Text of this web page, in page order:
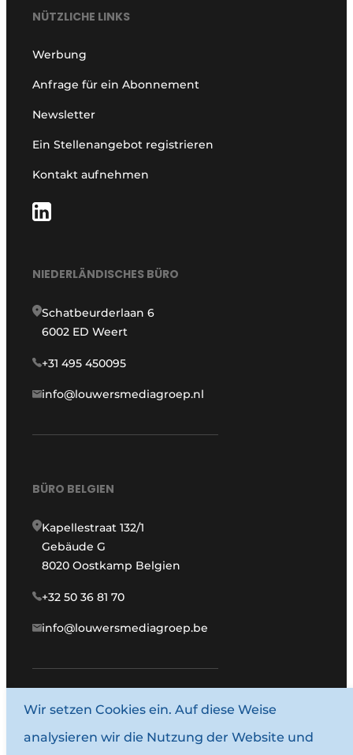
NÜTZLICHE LINKS
Werbung
Anfrage für ein Abonnement
Newsletter
Ein Stellenangebot registrieren
Kontakt aufnehmen
NIEDERLÄNDISCHES BÜRO
Schatbeurderlaan 6
6002 ED Weert
+31 495 450095
info@louwersmediagroep.nl
BÜRO BELGIEN
Kapellestraat 132/1
Gebäude G
8020 Oostkamp Belgien
+32 50 36 81 70
info@louwersmediagroep.be
www.louwersmediagroep.com
© 1987–2026 Louwersmediagroep.
Wir setzen Cookies ein. Auf diese Weise
analysieren wir die Nutzung der Website und